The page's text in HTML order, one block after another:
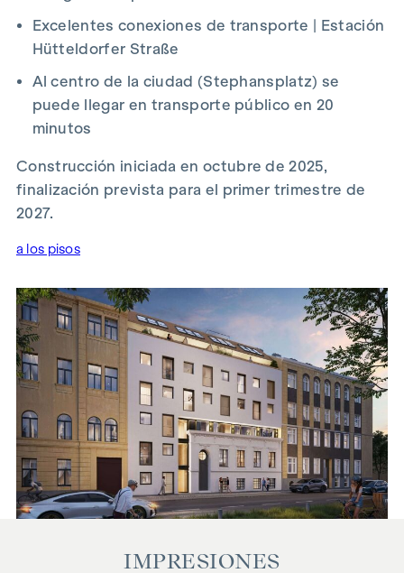
Excelentes conexiones de transporte | Estación
Hütteldorfer Straße
Al centro de la ciudad (Stephansplatz) se
puede llegar en transporte público en 20
minutos
Construcción iniciada en octubre de 2025,
finalización prevista para el primer trimestre de
2027.
a los pisos
IMPRESIONES